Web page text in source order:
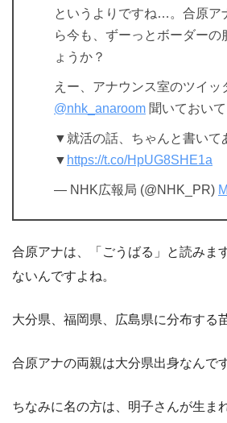
というよりですね…。合原ア
ら今も、ずーっとボーダーの
ょうか？
えー、アナウンス室のツイッ
@nhk_anaroom 聞いておいて
▼就活の話、ちゃんと書いて
▼ https://t.co/HpUG8SHE1a
— NHK広報局 (@NHK_PR)
合原アナは、「ごうばる」と読みま
ないんですよね。
大分県、福岡県、広島県に分布する
合原アナの両親は大分県出身なんで
ちなみに名の方は、明子さんが生ま